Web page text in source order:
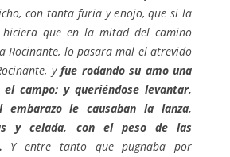
con tanta furia y enojo, que si la
que en la mitad del camino
Rocinante, lo pasara mal el atrevido
y fue rodando su amo una
campo; y queriéndose levantar,
embarazo le causaban la lanza,
y celada, con el peso de las
Y entre tanto que pugnaba por